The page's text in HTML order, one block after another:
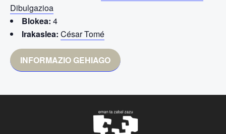
Dibulgazioa
Blokea: 4
Irakaslea: César Tomé
INFORMAZIO GEHIAGO